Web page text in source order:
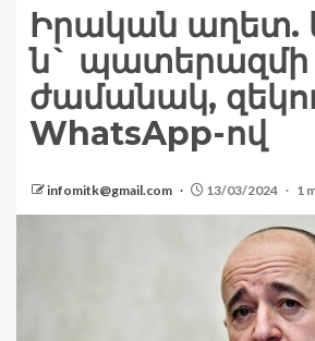
Իրական աղետ.
ն` պատերազմի
ժամանակ,
WhatsApp-ով
infomitk@gmail.com 13/03/2024 1